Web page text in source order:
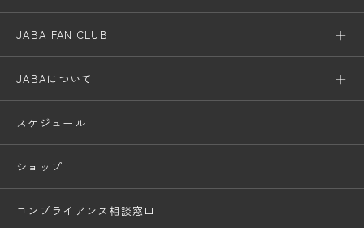
JABA FAN CLUB
JABAについて
スケジュール
ショップ
コンプライアンス相談窓口